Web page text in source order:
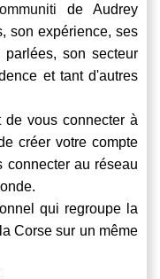
de Audrey
son expérience, ses
son secteur
et tant d'autres
vous connecter à
créer votre compte
connecter au réseau
qui regroupe la
Corse sur un même